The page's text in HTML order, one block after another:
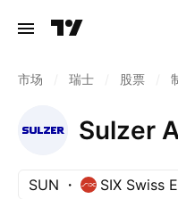
市场 瑞士 股票
Sulzer
SUN SIX Swiss